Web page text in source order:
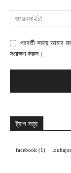
পরবর্তী সময়ে আমার
সংরক্ষণ করুন।
ট্যাগ সমূহ
facebook (1)